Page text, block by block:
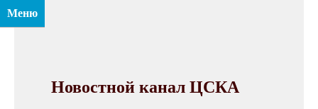
Меню
Новостной канал ЦСКА